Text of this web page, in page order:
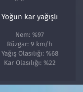
Yoğun kar yağışlı
Nem: %97
Rüzgar: 9 km/h
Yağış Olasılığı: %68
Kar Olasılığı: %22